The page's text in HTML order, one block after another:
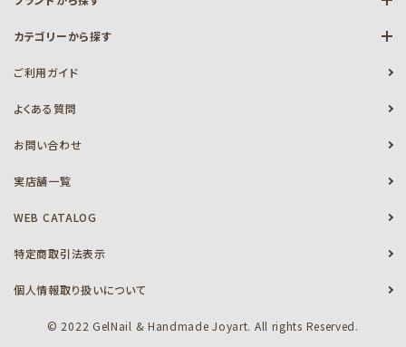
カテゴリーから探す
ご利用ガイド
よくある質問
お問い合わせ
実店舗一覧
WEB CATALOG
特定商取引法表示
個人情報取り扱いについて
© 2022 GelNail & Handmade Joyart. All rights Reserved.